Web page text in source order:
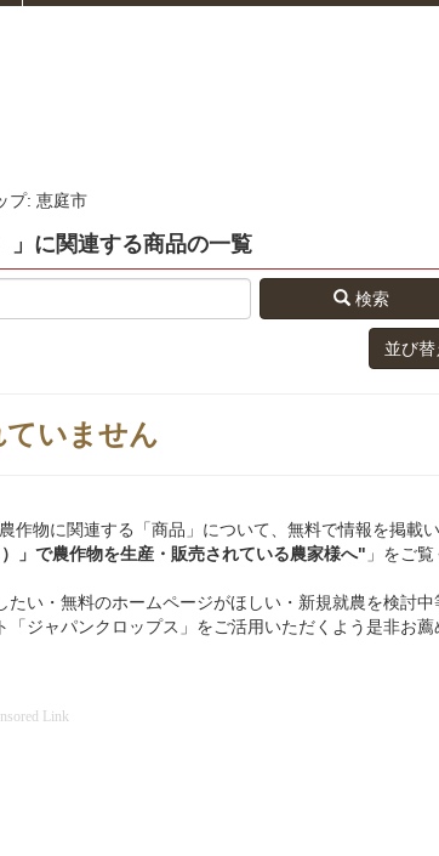
プ: 恵庭市
に関連する商品の一覧
検索
並び替
いません
作物に関連する「商品」について、無料で情報を掲載
」 で農作物を生産・販売されている農家様へ" 」をご
い・無料のホームページがほしい・新規就農を検討中
ジャパンクロップス」をご活用いただくよう是非お薦
Link